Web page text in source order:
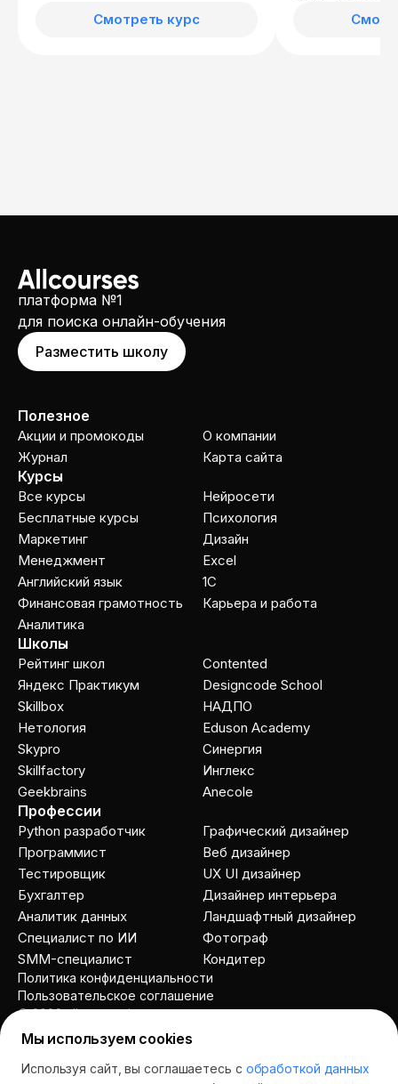
Смотреть курс
платформа №1
для поиска онлайн-обучения
Разместить школу
Полезное
Акции и промокоды
Журнал
О компании
Карта сайта
Курсы
Все курсы
Бесплатные курсы
Маркетинг
Менеджмент
Английский язык
Финансовая грамотность
Аналитика
Нейросети
Психология
Дизайн
Excel
1C
Карьера и работа
Школы
Рейтинг школ
Яндекс Практикум
Skillbox
Нетология
Skypro
Skillfactory
Geekbrains
Contented
Designcode School
НАДПО
Eduson Academy
Cинергия
Инглекс
Anecole
Профессии
Python разработчик
Программист
Тестировщик
Бухгалтер
Аналитик данных
Специалист по ИИ
SMM-специалист
Графический дизайнер
Веб дизайнер
UX UI дизайнер
Дизайнер интерьера
Ландшафтный дизайнер
Фотограф
Кондитер
© 2026 allcourses.io
Пользовательское соглашение
Политика конфиденциальности
Мы используем cookies
Используя сайт, вы соглашаетесь с обработкой данных